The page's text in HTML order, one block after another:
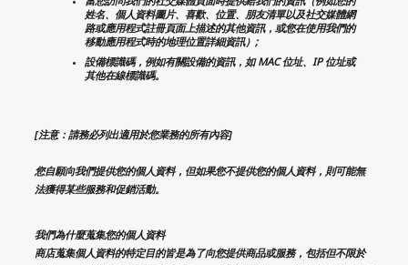
姓名、個人資料圖片、喜歡、位置、朋友清單以及社交媒體網
路或應用程式註冊頁面上描述的其他資訊，或您在使用我們的
移動應用程式時的地理位置詳細資訊）;
設備標識碼，例如有關設備的資訊，如 MAC 位址、IP 位址或
其他在線標識碼。
[注意：請務必列出適用於您業務的所有內容]
您自願向我們提供您的個人資料，但如果您不提供您的個人資料，則可能無
法獲得某些服務和促銷活動。
我們為什麼蒐集您的個人資料
商店蒐集個人資料的特定目的皆是為了向您提供商品或服務，包括但不限於